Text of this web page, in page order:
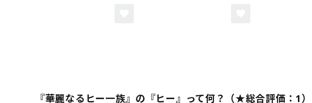
『華麗なるヒー一族』の『ヒー』って何？（★総合評価：1）